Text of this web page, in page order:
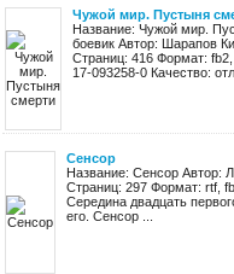
Чужой мир. Пустыня
Название: Чужой мир.
боевик Автор: Шарапов
Страниц: 416 Формат:
17-093258-0 Качество:
Сенсор
Название: Сенсор Автор:
Страниц: 297 Формат: rtf,
Середина двадцать
его. Сенсор ...